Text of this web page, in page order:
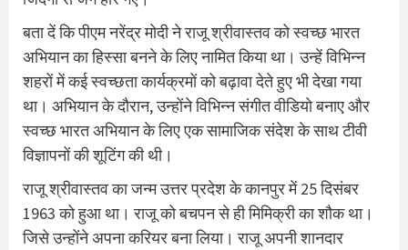
बता दें क‍ि पीएम नरेंद्र मोदी ने राजू श्रीवास्तव को स्वच्छ भारत
अभियान का हिस्सा बनने के लिए नामित किया था। उन्हें विभिन्न
शहरों में कई स्वच्छता कार्यक्रमों को बढ़ावा देते हुए भी देखा गया
था। अभियान के दौरान, उन्होंने विभिन्न संगीत वीडियो बनाए और
स्वच्छ भारत अभियान के लिए एक सामाजिक संदेश के साथ टीवी
विज्ञापनों की शूटिंग की थी।
राजू श्रीवास्तव का जन्म उत्तर प्रदेश के कानपुर में 25 दिसंबर
1963 को हुआ था। राजू को बचपन से ही मिमिक्री का शौक था।
ज‍िसे उन्‍होंने अपना कर‍ियर बना ल‍िया। राजू अपनी शानदार